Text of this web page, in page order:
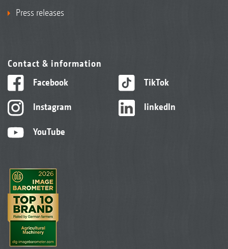
Press releases
Contact & information
Facebook
Instagram
YouTube
TikTok
linkedIn